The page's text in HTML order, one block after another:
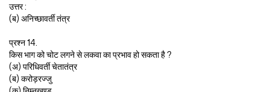
उत्तर :
(ब) अनिच्छावर्ती तंत्र
प्रश्न 14.
किस भाग को चोट लगने से लकवा का प्रभाव हो सकता है ?
(अ) परिधिवर्ती चेतातंत्र
(ब) करोड़रज्जु